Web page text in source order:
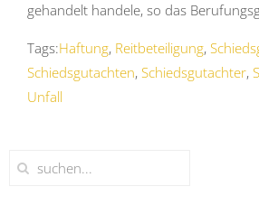
gehandelt handele, so das
Tags:Haftung, Reitbeteiligung,
Schiedsgutachten, Schiedsgutachter,
Unfall